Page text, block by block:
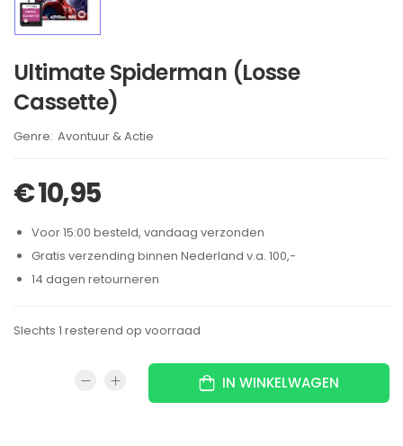
Ultimate Spiderman (Losse
Cassette)
Brand:
Avontuur & Actie
€10,95
Voor 15:00 besteld, vandaag verzonden
Gratis verzending binnen Nederland v.a. 100,-
14 dagen retourneren
Slechts 1 resterend op voorraad
IN WINKELWAGEN